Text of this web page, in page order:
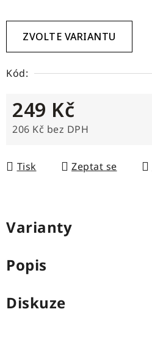
ZVOLTE VARIANTU
Kód:
249 Kč
206 Kč bez DPH
Tisk
Zeptat se
Varianty
Popis
Diskuze